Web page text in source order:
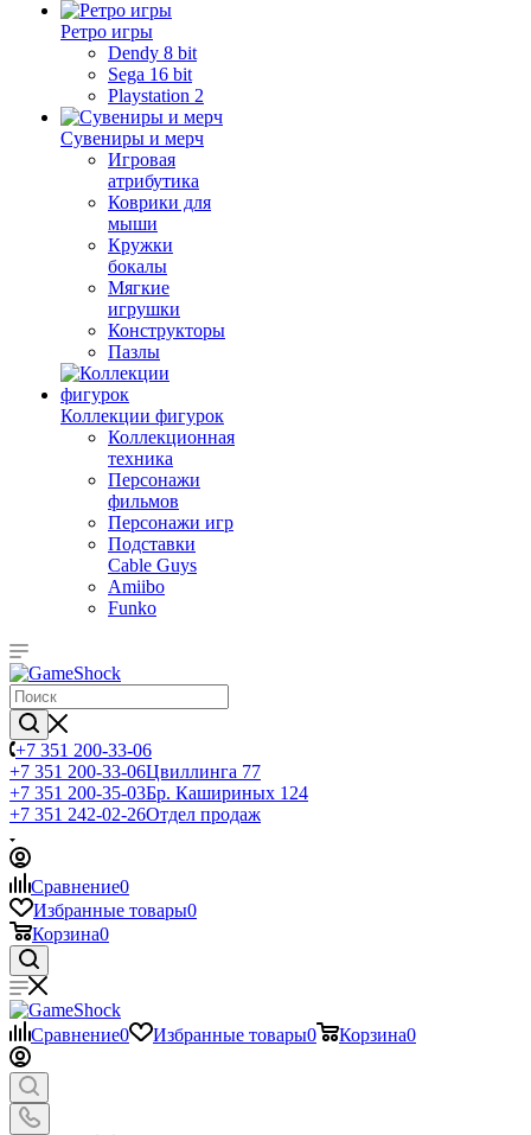
Ретро игры
Dendy 8 bit
Sega 16 bit
Playstation 2
Сувениры и мерч
Игровая
атрибутика
Коврики для
мыши
Кружки
бокалы
Мягкие
игрушки
Конструкторы
Пазлы
Коллекции фигурок
Коллекционная
техника
Персонажи
фильмов
Персонажи игр
Подставки
Cable Guys
Amiibo
Funko
+7 351 200-33-06
+7 351 200-33-06Цвиллинга 77
+7 351 200-35-03Бр. Кашириных 124
+7 351 242-02-26Отдел продаж
Сравнение0
Избранные товары0
Корзина0
Сравнение0 Избранные товары0 Корзина0